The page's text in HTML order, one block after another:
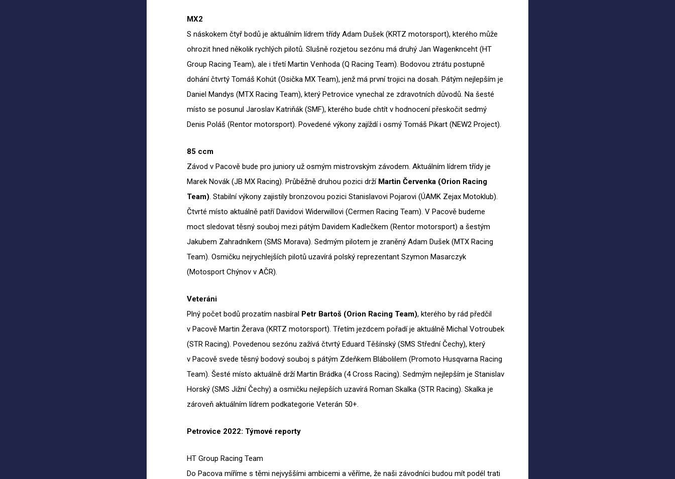
MX2
S náskokem čtyř bodů je aktuálním lídrem třídy Adam Dušek (KRTZ motorsport), kterého může
ohrozit hned několik rychlých pilotů. Slušně rozjetou sezónu má druhý Jan Wagenknceht (HT
Group Racing Team), ale i třetí Martin Venhoda (Q Racing Team). Bodovou ztrátu postupně
dohání čtvrtý Tomáš Kohút (Osička MX Team), jenž má první trojici na dosah. Pátým nejlepším je
Daniel Mandys (MTX Racing Team), který Petrovice vynechal ze zdravotních důvodů. Na šesté
místo se posunul Jaroslav Katriňák (SMF), kterého bude chtít v hodnocení přeskočit sedmý
Denis Poláš (Rentor motorsport). Povedené výkony zajíždí i osmý Tomáš Pikart (NEW2 Project).
85 ccm
Závod v Pacově bude pro juniory už osmým mistrovským závodem. Aktuálním lídrem třídy je
Marek Novák (JB MX Racing). Průběžně druhou pozici drží Martin Červenka (Orion Racing
Team). Stabilní výkony zajistily bronzovou pozici Stanislavovi Pojarovi (ÚAMK Zejax Motoklub).
Čtvrté místo aktuálně patří Davidovi Widerwillovi (Cermen Racing Team). V Pacově budeme
moct sledovat těsný souboj mezi pátým Davidem Kadlečkem (Rentor motorsport) a šestým
Jakubem Zahradníkem (SMS Morava). Sedmým pilotem je zraněný Adam Dušek (MTX Racing
Team). Osmičku nejrychlejších pilotů uzavírá polský reprezentant Szymon Masarczyk
(Motosport Chýnov v AČR).
Veteráni
Plný počet bodů prozatím nasbíral Petr Bartoš (Orion Racing Team), kterého by rád předčil
v Pacově Martin Žerava (KRTZ motorsport). Třetím jezdcem pořadí je aktuálně Michal Votroubek
(STR Racing). Povedenou sezónu zažívá čtvrtý Eduard Těšínský (SMS Střední Čechy), který
v Pacově svede těsný bodový souboj s pátým Zdeňkem Blábolilem (Promoto Husqvarna Racing
Team). Šesté místo aktuálně drží Martin Brádka (4 Cross Racing). Sedmým nejlepším je Stanislav
Horský (SMS Jižní Čechy) a osmičku nejlepších uzavírá Roman Skalka (STR Racing). Skalka je
zároveň aktuálním lídrem podkategorie Veterán 50+.
Petrovice 2022: Týmové reporty
HT Group Racing Team
Do Pacova míříme s těmi nejvyššími ambicemi a věříme, že naši závodníci budou mít podél trati